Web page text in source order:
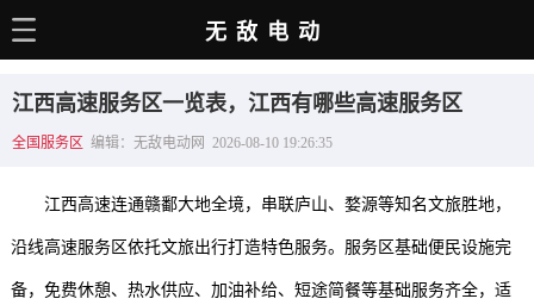
电动百科
选车推荐
无敌电动
江西高速服务区一览表，江西有哪些高速服务区
全国服务区 编辑：无敌电动网 2026-08-10 19:26:35
江西高速连通赣鄱大地全境，串联庐山、婺源等知名文旅胜地，
沿线高速服务区依托文旅出行打造特色服务。服务区基础便民设施完
备，免费休憩、热水供应、加油补给、短途简餐等基础服务齐全，适